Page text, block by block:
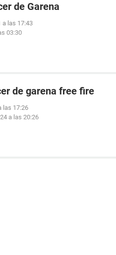
de Garena
a las 17:43
03:30
de garena free fire
las 17:26
a las 20:26